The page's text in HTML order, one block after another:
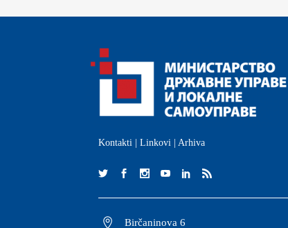
Kontakti Linkovi Arhiva
Birčaninova 6